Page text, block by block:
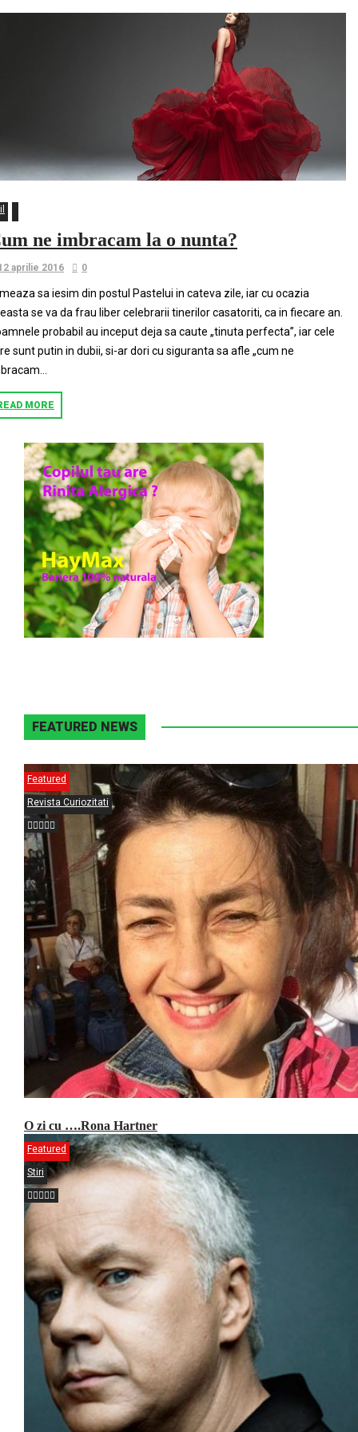
ne imbracam la o nunta?
aprilie 2016 0
sa iesim din postul Pastelui in cateva zile, iar cu ocazia
se va da frau liber celebrarii tinerilor casatoriti, ca in fiecare an.
probabil au inceput deja sa caute „tinuta perfecta”, iar cele
sunt putin in dubii, si-ar dori cu siguranta sa afle „cum ne
MORE
FEATURED NEWS
Featured
Revista Curiozitati
O zi cu ….Rona Hartner
Featured
Stiri